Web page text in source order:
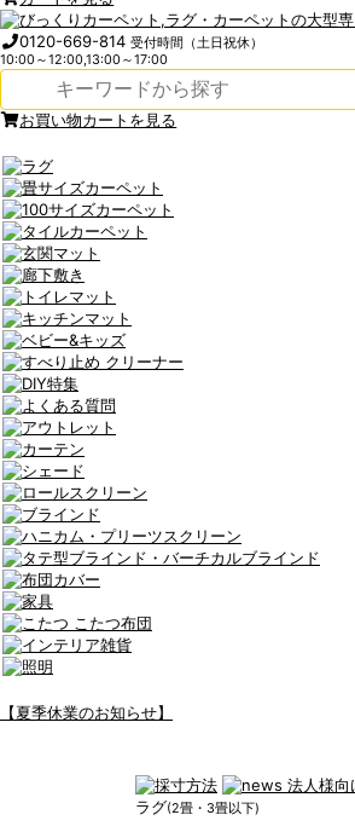
0120-669-814受付時間（土日祝休）
10:00～12:00,13:00～17:00
お買い物カートを見る
【夏季休業のお知らせ】
ラグ(2畳・3畳以下)